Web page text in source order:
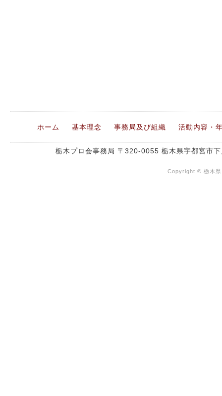
ホーム 基本理念 事務局及び組織 活動内容・
栃木プロ会事務局 〒320-0055 栃木県宇都宮
Copyright © 栃木